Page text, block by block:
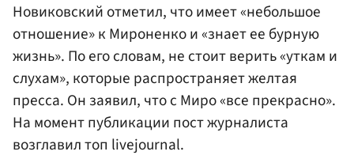
Новиковский отметил, что имеет «небольшое
отношение» к Мироненко и «знает ее бурную
жизнь». По его словам, не стоит верить «уткам и
слухам», которые распространяет желтая
пресса. Он заявил, что с Миро «все прекрасно».
На момент публикации пост журналиста
возглавил топ livejournal.